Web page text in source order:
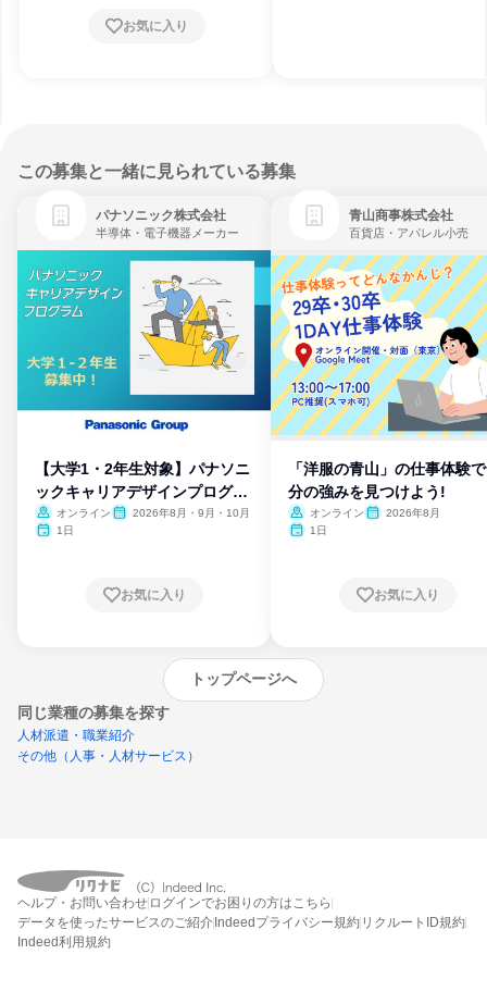
お気に入り
この募集と一緒に見られている募集
パナソニック株式会社
半導体・電子機器メーカー
【大学1・2年生対象】パナソニ
ックキャリアデザインプログラ
ム
オンライン
2026年8月・9月・10月
1日
お気に入り
青山商事株式会社
百貨店・アパレル小売
「洋服の青山」の仕事体験
分の強みを見つけよう!
オンライン
2026年8月
1日
お気に入り
トップページへ
同じ業種の募集を探す
人材派遣・職業紹介
その他（人事・人材サービス）
外部の新卒情報サイトへ遷移します
ヘルプ・お問い合わせ ログインでお困りの方はこちら
データを使ったサービスのご紹介 Indeedプライバシー規約 リクルートID規約
Indeed利用規約